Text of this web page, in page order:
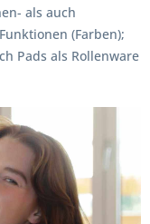
als auch
(Farben);
Pads als Rollenware